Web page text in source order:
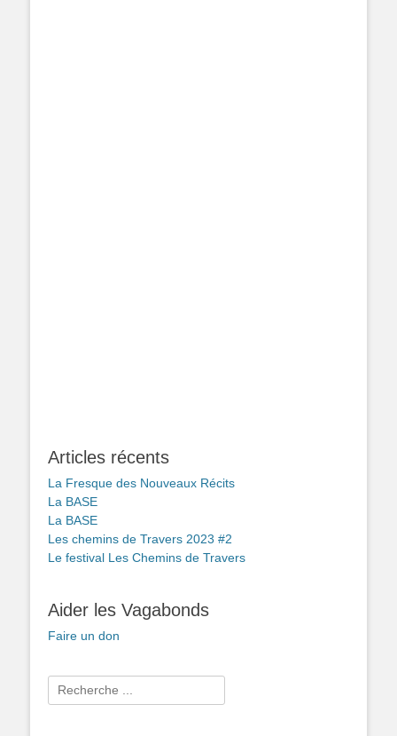
Articles récents
La Fresque des Nouveaux Récits
La BASE
La BASE
Les chemins de Travers 2023 #2
Le festival Les Chemins de Travers
Aider les Vagabonds
Faire un don
Rechercher :